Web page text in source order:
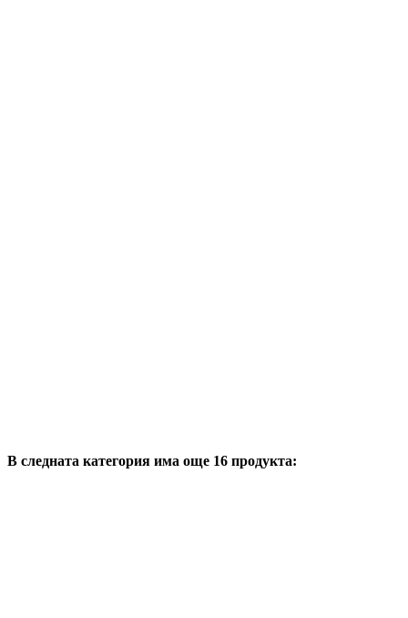
В следната категория има още 16 продукта: